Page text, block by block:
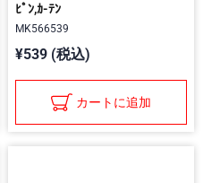
ﾋﾟﾝ,ｶ-ﾃﾝ
MK566539
¥539 (税込)
カートに追加